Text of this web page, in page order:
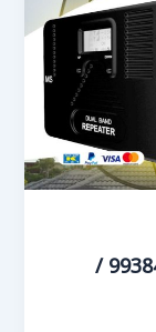
رقم مقوي شبكة 5g العاصمة / 99384888 /